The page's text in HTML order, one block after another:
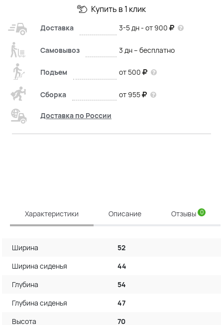
Купить в 1 клик
Доставка 3-5 дн - от 900
Самовывоз 3 дн – бесплатно
Подъем от 500
Сборка от 955
Доставка по России
Характеристики Описание Отзывы 0
Ширина
52
Ширина сиденья
44
Глубина
54
Глубина сиденья
47
Высота
70